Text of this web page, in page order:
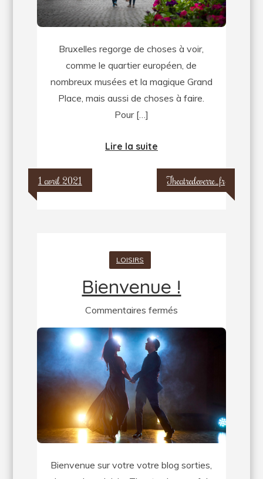
Bruxelles
Bruxelles regorge de choses à voir,
comme le quartier européen, de
nombreux musées et la magique Grand
Place, mais aussi de choses à faire.
Pour […]
Lire la suite
1 avril 2021 Theatredeverre_fr
LOISIRS
Bienvenue !
Commentaires ferméssur
Bienvenue
Bienvenue sur votre votre blog sorties,